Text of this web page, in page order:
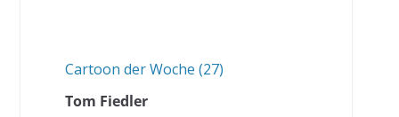
Cartoon der Woche (27)
Tom Fiedler